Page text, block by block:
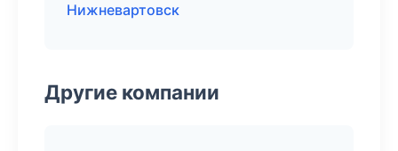
Нижневартовск
Другие компании